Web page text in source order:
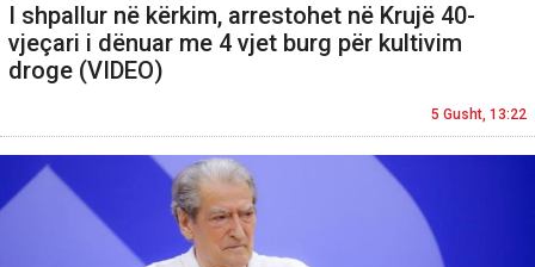
I shpallur në kërkim, arrestohet në Krujë 40-
vjeçari i dënuar me 4 vjet burg për kultivim
droge (VIDEO)
5 Gusht, 13:22